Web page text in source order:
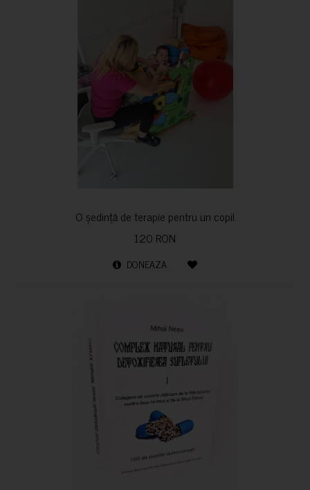
O ședință de terapie pentru un copil
120 RON
DONEAZA